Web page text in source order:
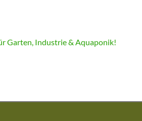
Garten, Industrie & Aquaponik!